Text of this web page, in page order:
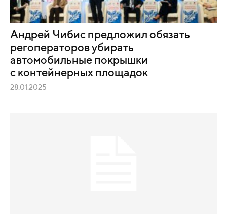
Андрей Чибис предложил обязать
регоператоров убирать
автомобильные покрышки
с контейнерных площадок
28.01.2025